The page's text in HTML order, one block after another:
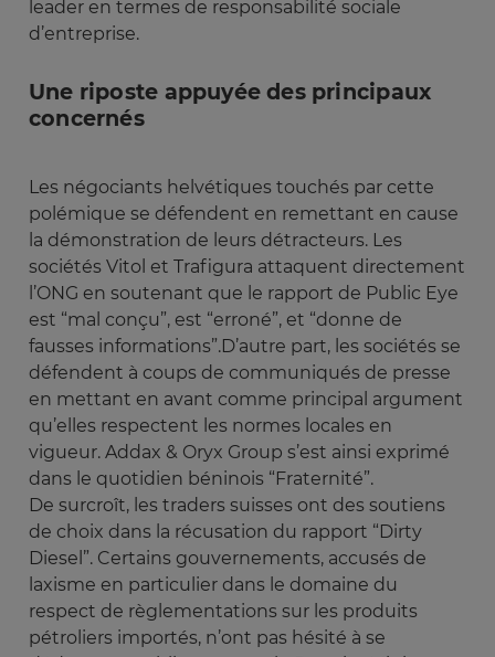
leader en termes de responsabilité sociale
d’entreprise.
Une riposte appuyée des principaux
concernés
Les négociants helvétiques touchés par cette
polémique se défendent en remettant en cause
la démonstration de leurs détracteurs. Les
sociétés Vitol et Trafigura attaquent directement
l’ONG en soutenant que le rapport de Public Eye
est “mal conçu”, est “erroné”, et “donne de
fausses informations”.D’autre part, les sociétés se
défendent à coups de communiqués de presse
en mettant en avant comme principal argument
qu’elles respectent les normes locales en
vigueur. Addax & Oryx Group s’est ainsi exprimé
dans le quotidien béninois “Fraternité”.
De surcroît, les traders suisses ont des soutiens
de choix dans la récusation du rapport “Dirty
Diesel”. Certains gouvernements, accusés de
laxisme en particulier dans le domaine du
respect de règlementations sur les produits
pétroliers importés, n’ont pas hésité à se